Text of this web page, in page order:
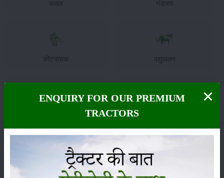
फसल भंडारण
कीटनाशक पशुपालन
सम्पादकीय
ENQUIRY FOR OUR PREMIUM
TRACTORS